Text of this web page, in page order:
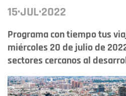
15·JUL·2022
Programa con tiempo tus
miércoles 20 de julio de
sectores cercanos al